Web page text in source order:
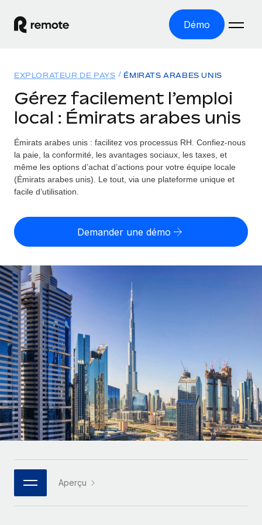
Démo
EMPLOI À L’INTERNATIONAL
Paie multipays
Gérez la paie facilement et en toute conformité
Employer of record
Développez-vous à l’international sans frais liés aux
Pilotage 360 des freelances
Gestion des freelances
Intégrez et gérez vos freelances partout dans le monde
PEO
Sous-traitez les opérations complexes liées à l’emploi
INFRASTRUCTURE
Intégration Remote
Intégrez vos RH aux flux de travail en toute simplicité
Plateforme
Des fonctions RH clés intégrées pour votre équipe
Connectez n'importe quel outil d’IA à Remote grâce à
notre MCP
Solutions
COUVERTURE MONDIALE
Explorateur de pays
Toutes les informations sur l’emploi à l’international,
pays par pays
Explorateur des États-Unis (par État)
Simplifiez l’embauche à travers les différents États des
États-Unis
Comparer Remote
Examinez notre service par rapport aux autres
CROISSANCE
Start-ups
Des solutions agiles et internationales pour les RH et la
paie des entreprises en pleine croissance
Entreprises intermédiaires
Développez vos équipes avec des solutions RH sur
mesure
Les RH à l’international pour les grandes entreprises
TRAVAILLONS ENSEMBLE
Ressources
OUTILS & CALCULATEURS
Outil de calcul du risque de requalification de
Calculateur du coût des employés
pays
Calculateur de paiement des freelances
Découvrez les devises disponibles et les vitesses de
paiement pour vos freelances internationaux
APPRENDRE AVEC REMOTE
Recherche et guides
Études de cas
Glossaire RH
Descriptions de postes
Webinaires
Tarification
Nederlands
Français
Deutsch
Español
Italiano
Português (Portugal)
한국어
Connexion
EXPLORATEUR DE PAYS ÉMIRATS ARABES UNIS
Gérez facilement l’emploi
local : Émirats arabes unis
Émirats arabes unis : facilitez vos processus RH. Confiez-nous
la paie, la conformité, les avantages sociaux, les taxes, et
même les options d’achat d’actions pour votre équipe locale
(Émirats arabes unis). Le tout, via une plateforme unique et
facile d’utilisation.
Demander une démo
Aperçu